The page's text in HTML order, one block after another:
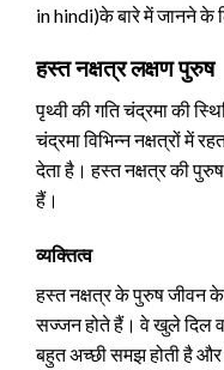
in hindi)के बारे में जानने के
हस्त नक्षत्र लक्षण पुरुष
पृथ्वी की गति चंद्रमा की
चंद्रमा विभिन्न नक्षत्रों में
देता है। हस्त नक्षत्र की
हैं।
व्यक्तित्व
हस्त नक्षत्र के पुरुष जीवन
सज्जन होते हैं। वे खुले दिल
बहुत अच्छी समझ होती है